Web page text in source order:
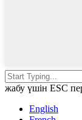
жабу үшін ESC
English